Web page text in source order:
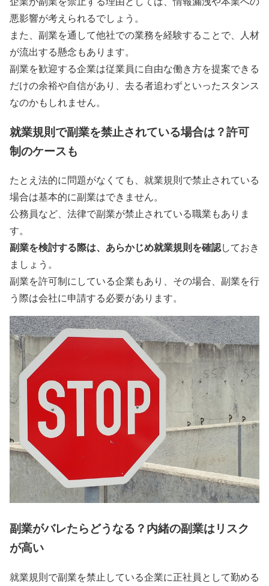
悪影響が考えられるでしょう。
また、副業を通して他社での業務を経験することで、人材
が流出する懸念もあります。
副業を歓迎する企業は従業員に自由な働き方を提案できる
だけの余裕や自信があり、去る者追わずといったスタンス
なのかもしれません。
就業規則で副業を禁止されている場合は？許可
制のケースも
たとえ法的に問題がなくても、就業規則で禁止されている
場合は基本的に副業はできません。
公務員など、法律で副業が禁止されている職業もありま
す。
副業を検討する際は、あらかじめ就業規則を確認しておき
ましょう。
副業を許可制にしている企業もあり、その場合、副業を行
う際は会社に申請する必要があります。
副業がバレたらどうなる？内緒の副業はリスク
が高い
就業規則で副業を禁止している企業に正社員として勤める